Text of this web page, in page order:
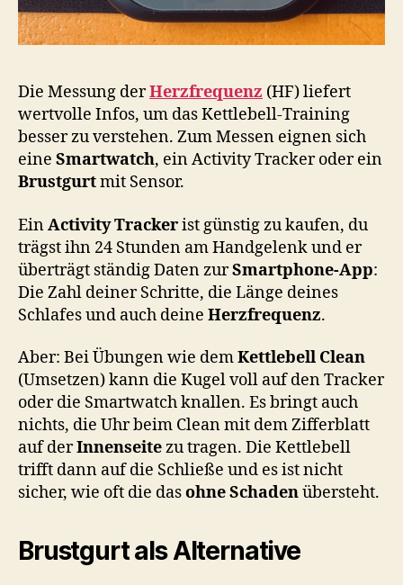
Die Messung derHerzfrequenz (HF) liefert
wertvolle Infos, um das Kettlebell-Training
besser zu verstehen. Zum Messen eignen sich
eine Smartwatch, ein Activity Tracker oder ein
Brustgurtmit Sensor.
EinActivity Trackerist günstig zu kaufen, du
trägst ihn 24 Stunden am Handgelenk und er
überträgt ständig Daten zurSmartphone-App:
Die Zahl deiner Schritte, die Länge deines
Schlafes und auch deine Herzfrequenz.
Aber: Bei Übungen wie demKettlebell Clean
(Umsetzen) kann die Kugel voll auf den Tracker
oder die Smartwatch knallen. Es bringt auch
nichts, die Uhr beim Clean mit dem Zifferblatt
auf derInnenseitezu tragen. Die Kettlebell
trifft dann auf die Schließe und es ist nicht
sicher, wie oft die dasohne Schadenübersteht.
Brustgurt als Alternative